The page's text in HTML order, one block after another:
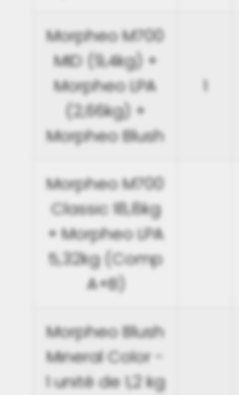
Morpheo M700
MID (9,4kg) +
Morpheo LPA
(2,66kg) +
Morpheo Blush
1
Morpheo M700
Classic 18,8kg
+ Morpheo LPA
5,32kg (Comp
A+B)
Morpheo Blush
Mineral Color -
1 unité de 1,2 kg